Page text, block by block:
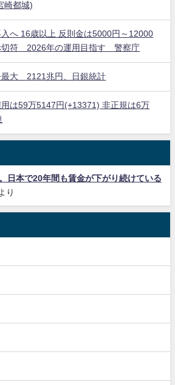
独身ボッチ祭りが現実になるとかｗｗｗ
互RSS
崎都城)
へ 16歳以上 反則金は5000円～12000
符 2026年の運用目指す 警察庁
最大 2121兆円、日銀統計
は59万5147円(+13371) 非正規は6万
日本で20年間も賃金が下がり続けている
り